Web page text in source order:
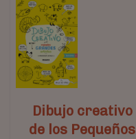
Dibujo creativo
de los Pequeños